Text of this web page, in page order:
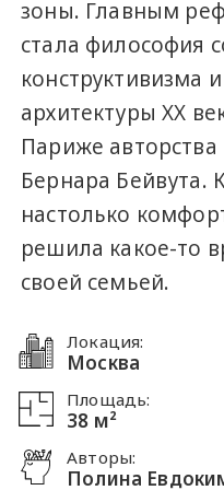
зоны. Главным
стала философия
конструктивизма
архитектуры ХХ
Париже
Бернара Бейвута.
настолько
решила какое-то
своей семьей.
Локация:
Москва
Площадь:
38 м²
Авторы:
Полина